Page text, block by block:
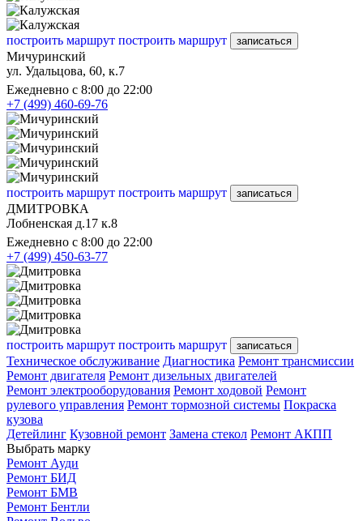
построить маршрут построить маршрут записаться
Мичуринский
ул. Удальцова, 60, к.7
Ежедневно с 8:00 до 22:00
+7 (499) 460-69-76
построить маршрут построить маршрут записаться
ДМИТРОВКА
Лобненская д.17 к.8
Ежедневно с 8:00 до 22:00
+7 (499) 450-63-77
построить маршрут построить маршрут записаться
Техническое обслуживание Диагностика Ремонт трансмиссии
Ремонт двигателя Ремонт дизельных двигателей
Ремонт электрооборудования Ремонт ходовой Ремонт
рулевого управления Ремонт тормозной системы Покраска
кузова
Детейлинг Кузовной ремонт Замена стекол Ремонт АКПП
Выбрать марку
Ремонт Ауди
Ремонт БИД
Ремонт БМВ
Ремонт Бентли